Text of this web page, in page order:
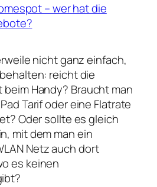
– wer hat die
nicht ganz einfach,
reicht die
Handy? Braucht man
Tarif oder eine Flatrate
Oder sollte es gleich
mit dem man ein
Netz auch dort
es keinen